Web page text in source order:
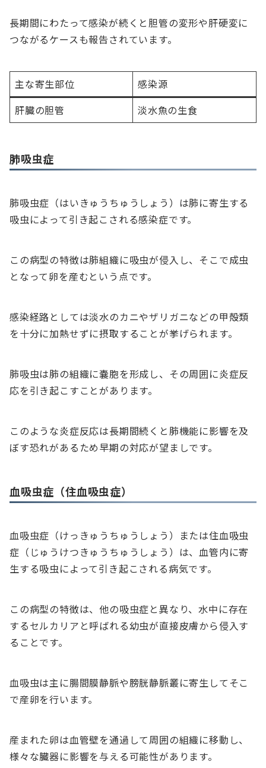
長期間にわたって感染が続くと胆管の変形や肝硬変に
つながるケースも報告されています。
主な寄生部位
感染源
肝臓の胆管
淡水魚の生食
肺吸虫症
肺吸虫症（はいきゅうちゅうしょう）は肺に寄生する
吸虫によって引き起こされる感染症です。
この病型の特徴は肺組織に吸虫が侵入し、そこで成虫
となって卵を産むという点です。
感染経路としては淡水のカニやザリガニなどの甲殻類
を十分に加熱せずに摂取することが挙げられます。
肺吸虫は肺の組織に嚢胞を形成し、その周囲に炎症反
応を引き起こすことがあります。
このような炎症反応は長期間続くと肺機能に影響を及
ぼす恐れがあるため早期の対応が望ましです。
血吸虫症（住血吸虫症）
血吸虫症（けっきゅうちゅうしょう）または住血吸虫
症（じゅうけつきゅうちゅうしょう）は、血管内に寄
生する吸虫によって引き起こされる病気です。
この病型の特徴は、他の吸虫症と異なり、水中に存在
するセルカリアと呼ばれる幼虫が直接皮膚から侵入す
ることです。
血吸虫は主に腸間膜静脈や膀胱静脈叢に寄生してそこ
で産卵を行います。
産まれた卵は血管壁を通過して周囲の組織に移動し、
様々な臓器に影響を与える可能性があります。